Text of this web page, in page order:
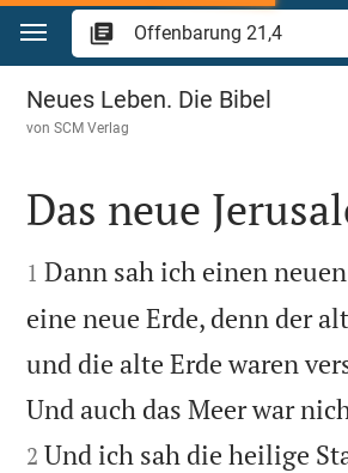
Zum Inhalt springen
Offenbarung 21
Neues Leben. Die Bibel
vonSCM Verlag

Das neue

1 Dann sah ich einen
eine neue Erde, denn der
und die alte Erde waren
Und auch das Meer war
2 Und ich sah die heilige